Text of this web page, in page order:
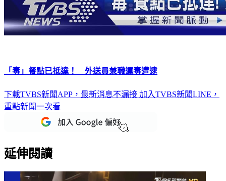
「毒」餐點已抵達！ 外送員兼職運毒遭逮
下載TVBS新聞APP，最新消息不漏接 加入TVBS新聞LINE，
重點新聞一次看
延伸閱讀